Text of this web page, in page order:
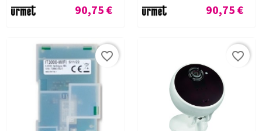
Prix
90,75 €
Prix
90,75 €
favorite_border favorite_border